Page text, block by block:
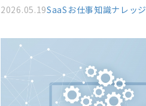
2026.05.19SaaSお仕事知識ナレッジ